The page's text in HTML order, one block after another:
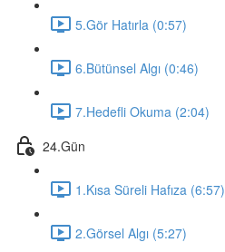
5.Gör Hatırla (0:57)
6.Bütünsel Algı (0:46)
7.Hedefli Okuma (2:04)
24.Gün
1.Kısa Süreli Hafıza (6:57)
2.Görsel Algı (5:27)